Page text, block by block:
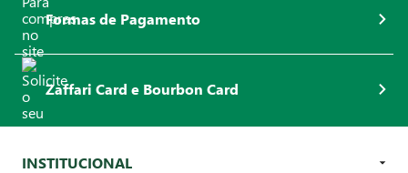
Formas de Pagamento
Zaffari Card e Bourbon Card
INSTITUCIONAL